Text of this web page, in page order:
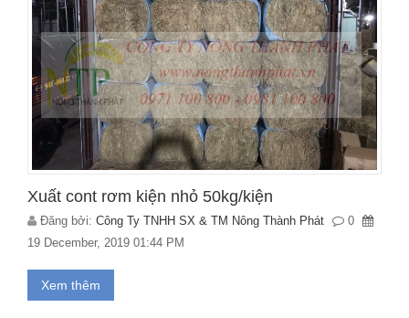
Xuất cont rơm kiện nhỏ 50kg/kiện
Đăng bởi: Công Ty TNHH SX & TM Nông Thành Phát
0
19 December, 2019 01:44 PM
Xem thêm